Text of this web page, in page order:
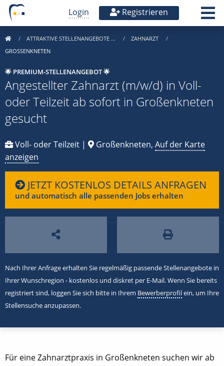
Login Registrieren
ATTRAKTIVE STELLENANGEBOTE …
ZAHNARZT
GROSSENKNETEN
🌟 PREMIUM-STELLENANGEBOT 🌟
Angestellter Zahnarzt (m/w/d) in Voll-
oder Teilzeit ab sofort in Großenkneten
gesucht
Voll- oder Teilzeit | Großenkneten, Auf der Karte
anzeigen
JETZT KOSTENLOS DETAILS ANFRAGEN
und automatisch alle passenden Jobs erhalten
Nach Ihrer Anfrage erhalten Sie regelmäßig passende Stellenangebote in
Ihrer Wunschregion - kostenlos und diskret per E-Mail. Wenn Sie bereits
registriert sind, loggen Sie sich bitte in Ihrem Bewerberprofilein, um Ihre
Stellensuche anzupassen.
Für eine Zahnarztpraxis in Großenkneten suchen wir ab